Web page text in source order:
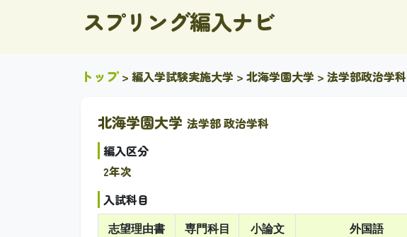
スプリング編入ナビ
トップ> 編入学試験実施大学 > 北海学園大学 > 法学部政治学科
北海学園大学 法学部 政治学科
編入区分
2年次
入試科目
志望理由書 専門科目 小論文 外国語